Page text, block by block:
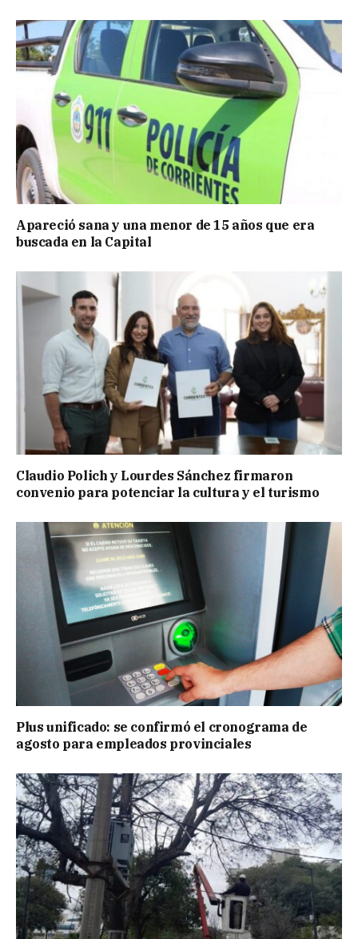
Apareció sana y una menor de 15 años que era
buscada en la Capital
Claudio Polich y Lourdes Sánchez firmaron
convenio para potenciar la cultura y el turismo
Plus unificado: se confirmó el cronograma de
agosto para empleados provinciales